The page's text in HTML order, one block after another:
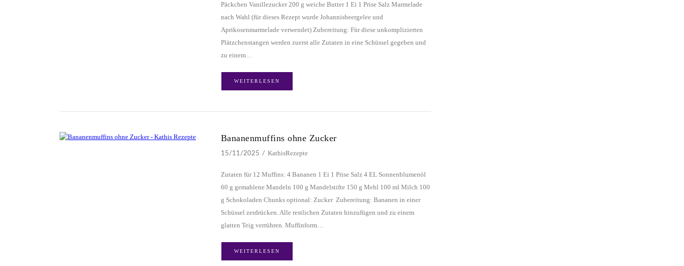
Päckchen Vanillezucker 200 g weiche Butter 1 Ei 1 Prise Salz Marmelade
nach Wahl (für dieses Rezept wurde Johannisbeergelee und
Aprikosenmarmelade verwendet) Zubereitung: Für diese unkomplizierten
Plätzchenstangen werden zuerst alle Zutaten in eine Schüssel gegeben und
zu einem…
WEITERLESEN
Bananenmuffins ohne Zucker
15/11/2025 KathisRezepte
Zutaten für 12 Muffins: 4 Bananen 1 Ei 1 Prise Salz 4 EL Sonnenblumenöl
60 g gemahlene Mandeln 100 g Mandelstifte 150 g Mehl 100 ml Milch 100
g Schokoladen Chunks optional: Zucker Zubereitung: Bananen in einer
Schüssel zerdrücken. Alle restlichen Zutaten hinzufügen und zu einem
glatten Teig verrühren. Muffinform…
WEITERLESEN